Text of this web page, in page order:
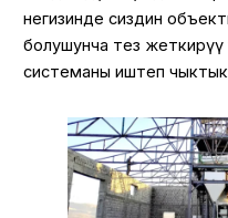
негизинде сиздин
болушунча тез
системаны иштеп